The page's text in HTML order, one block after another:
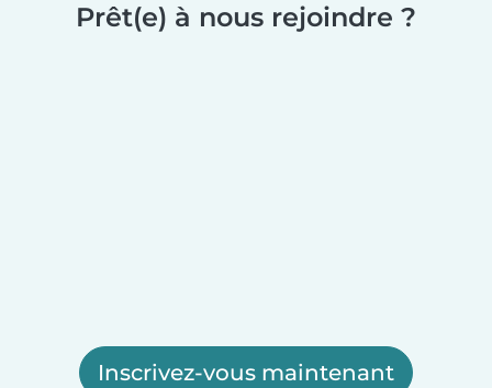
Prêt(e) à nous rejoindre ?
Inscrivez-vous maintenant